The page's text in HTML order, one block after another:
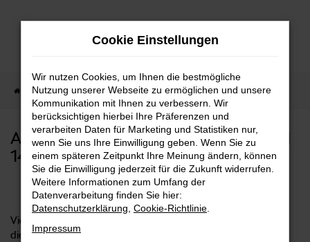
Zum
Startseite Abwesend
ABWESENHEIT MARKUS SORG VOM
14.09.2024 - 17.11.2024
Vielen Dank, dass Sie mir eine Email geschickt haben und auf
diesen Link geklickt haben.
Cookie Einstellungen
Wir nutzen Cookies, um Ihnen die bestmögliche
Nutzung unserer Webseite zu ermöglichen und unsere
Kommunikation mit Ihnen zu verbessern. Wir
berücksichtigen hierbei Ihre Präferenzen und
verarbeiten Daten für Marketing und Statistiken nur,
wenn Sie uns Ihre Einwilligung geben. Wenn Sie zu
einem späteren Zeitpunkt Ihre Meinung ändern, können
Sie die Einwilligung jederzeit für die Zukunft widerrufen.
Weitere Informationen zum Umfang der
Datenverarbeitung finden Sie hier:
Datenschutzerklärung Cookie-Richtlinie
Impressum